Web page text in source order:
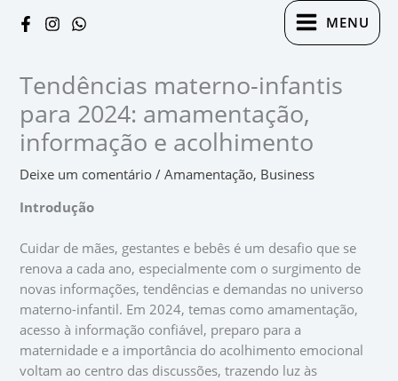
para
MENU
Tendências materno-infantis
para 2024: amamentação,
informação e acolhimento
Deixe um comentário /Amamentação, Business
Introdução
Cuidar de mães, gestantes e bebês é um desafio que se
renova a cada ano, especialmente com o surgimento de
novas informações, tendências e demandas no universo
materno-infantil. Em 2024, temas como amamentação,
acesso à informação confiável, preparo para a
maternidade e a importância do acolhimento emocional
voltam ao centro das discussões, trazendo luz às
aqui...